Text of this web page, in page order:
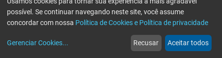
web
Notícias
more_horiz
Mais
possível. Se continuar navegando neste site, você assume
concordar com nossa Política de Cookies e Política de privacidade
Gerenciar Cookies... Recusar Aceitar todos
Erro ao enviar informações, por favor tente novamente